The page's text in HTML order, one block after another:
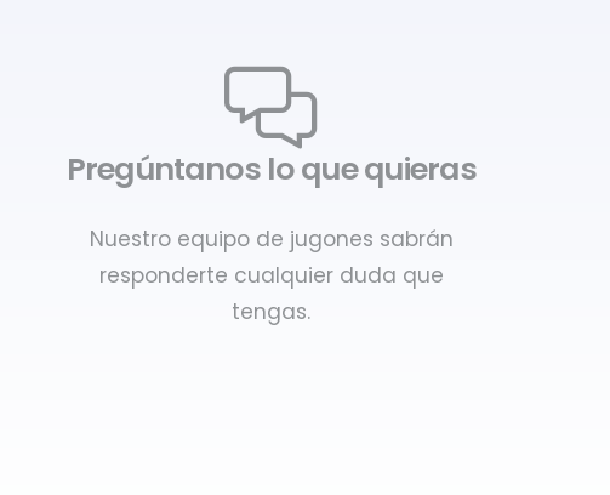
Pregúntanos lo que quieras
Nuestro equipo de jugones sabrán
responderte cualquier duda que
tengas.